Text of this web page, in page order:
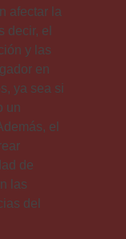
afectar la
decir, el
y las
en
ya sea si
un
el
de
las
del